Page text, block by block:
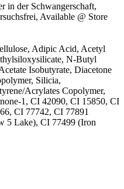
in der Schwangerschaft,
Available @ Store
Adipic Acid, Acetyl
N-Butyl
Isobutyrate, Diacetone
Silicia,
Acrylates Copolymer,
1, CI 42090, CI 15850, CI
CI 77742, CI 77891
5 Lake), CI 77499 (Iron